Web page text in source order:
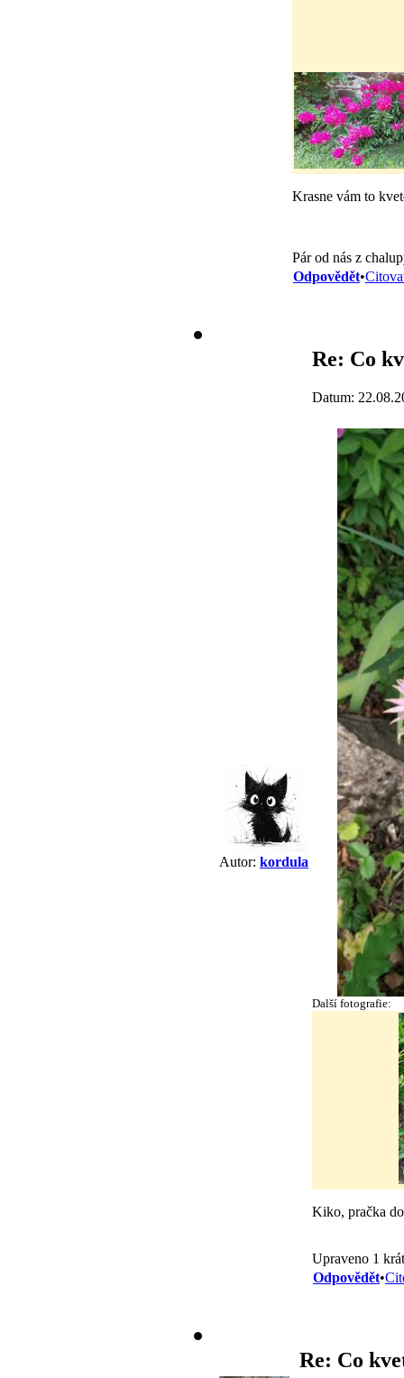
Krasne vám to
Pár od nás z
Odpovědět•
Autor: kordula
Re: Co
Datum:
Další fotografie:
Kiko, pračka
Upraveno 1
Odpovědět•
Re: Co